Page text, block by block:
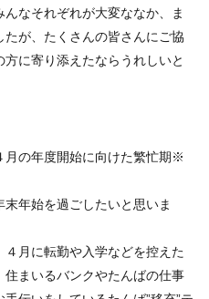
なそれぞれが大変ななか、ま
が、たくさんの皆さんにご協
に寄り添えたならうれしいと
月の年度開始に向けた繁忙期※
年始を過ごしたいと思いま
月に転勤や入学などを控えた
住まいるバンクやたんばの仕事